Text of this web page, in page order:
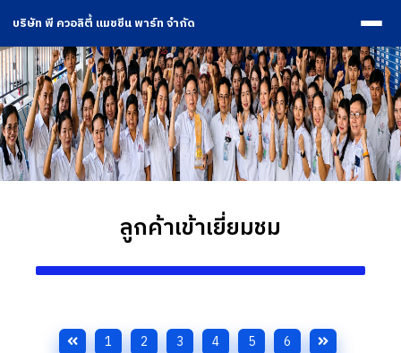
บริษัท พี ควอลิตี้ แมชชีน พาร์ท จำกัด
ลูกค้าเข้าเยี่ยมชม
1 2 3 4 5 6